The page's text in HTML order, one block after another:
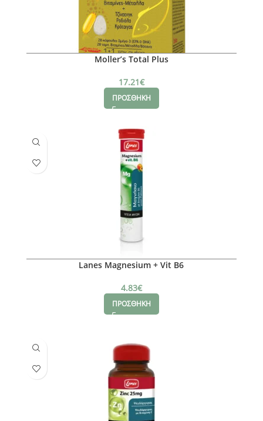
Moller’s Total Plus
17.21€
ΠΡΟΣΘΗΚΗ
Lanes Magnesium + Vit B6
4.83€
ΠΡΟΣΘΗΚΗ